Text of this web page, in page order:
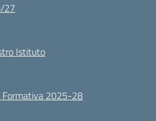
27
Istituto
Formativa 2025-28